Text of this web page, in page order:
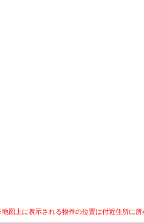
図上に表示される物件の位置は付近住所に所